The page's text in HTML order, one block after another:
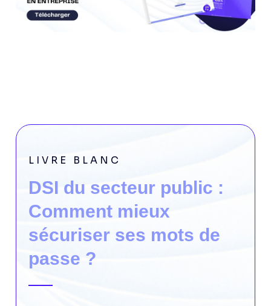
LIVRE BLANC
DSI du secteur public :
Comment mieux
sécuriser ses mots de
passe ?